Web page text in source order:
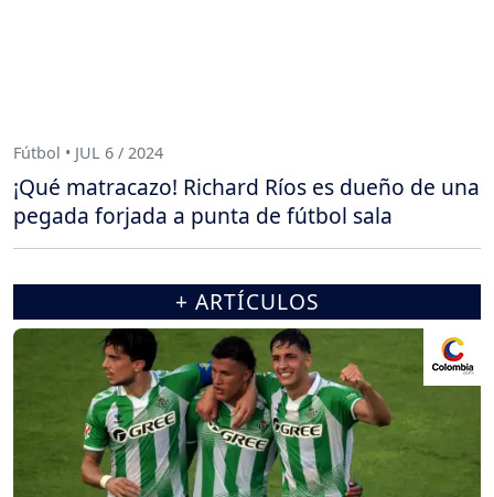
Fútbol • JUL 6 / 2024
¡Qué matracazo! Richard Ríos es dueño de una
pegada forjada a punta de fútbol sala
+ ARTÍCULOS